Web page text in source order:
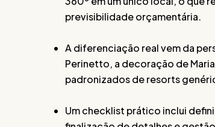
previsibilidade orçamentária.
A diferenciação real vem da
Perinetto, a decoração de
padronizados de resorts
Um checklist prático inclui